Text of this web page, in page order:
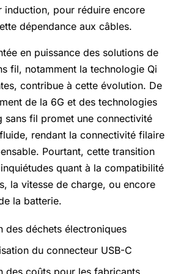
induction, pour réduire encore
dépendance aux câbles.
en puissance des solutions de
fil, notamment la technologie Qi
contribue à cette évolution. De
de la 6G et des technologies
sans fil promet une connectivité
rendant la connectivité filaire
Pourtant, cette transition
quant à la compatibilité
la vitesse de charge, ou encore
la batterie.
des déchets électroniques
du connecteur USB-C
des coûts pour les fabricants